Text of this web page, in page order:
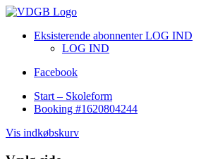
Eksisterende abonnenter LOG IND
LOG IND
Facebook
Start – Skoleform
Booking #1620804244
Vis indkøbskurv